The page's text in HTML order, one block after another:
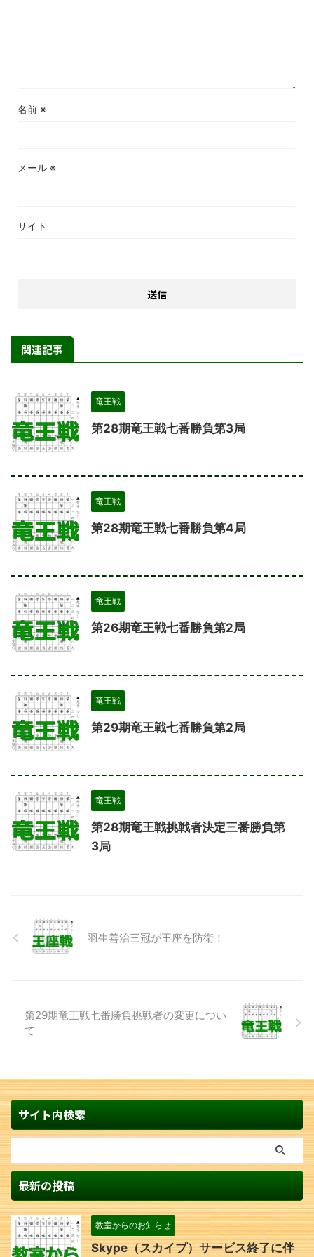
名前 ※
メール ※
サイト
関連記事
竜王戦
第28期竜王戦七番勝負第3局
竜王戦
第28期竜王戦七番勝負第4局
竜王戦
第26期竜王戦七番勝負第2局
竜王戦
第29期竜王戦七番勝負第2局
竜王戦
第28期竜王戦挑戦者決定三番勝負第
3局
羽生善治三冠が王座を防衛！
第29期竜王戦七番勝負挑戦者の変更につい
て
サイト内検索
最新の投稿
教室からのお知らせ
Skype（スカイプ）サービス終了に伴